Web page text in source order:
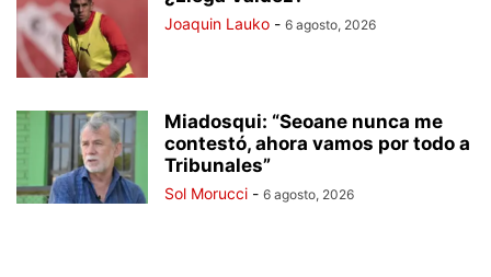
Joaquin Lauko - 6 agosto, 2026
Miadosqui: “Seoane nunca me
contestó, ahora vamos por todo a
Tribunales”
Sol Morucci - 6 agosto, 2026